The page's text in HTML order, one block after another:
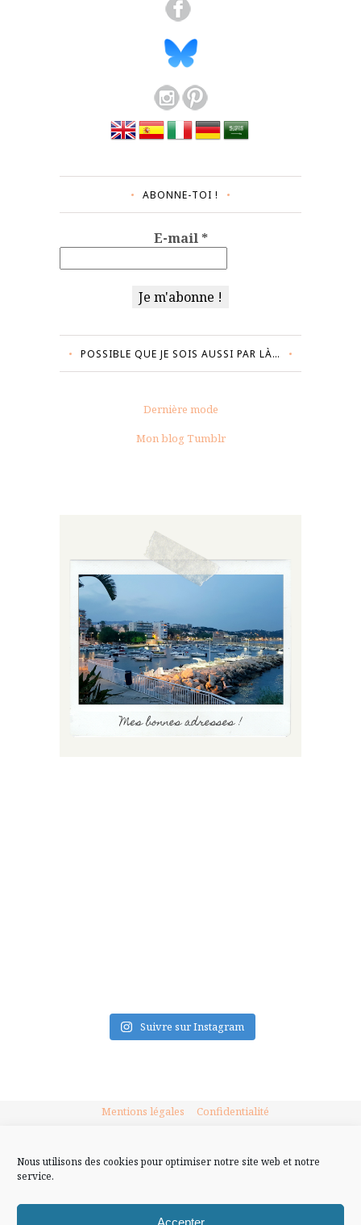
Nous utilisons des cookies pour optimiser notre site web et notre
service.
Accepter
ABONNE-TOI !
E-mail*
POSSIBLE QUE JE SOIS AUSSI PAR LÀ…
Dernière mode
Mon blog Tumblr
Suivre sur Instagram
Mentions légales Confidentialité